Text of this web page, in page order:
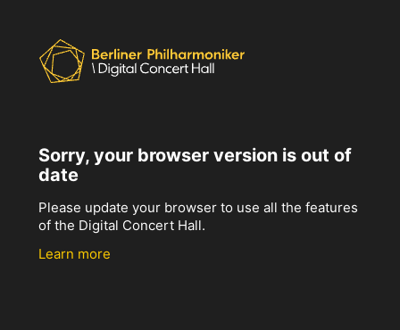
Sorry, your browser version is out of
date
Please update your browser to use all the features
of the Digital Concert Hall.
Learn more